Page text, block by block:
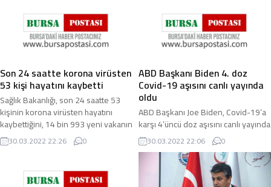
Son 24 saatte korona virüsten
53 kişi hayatını kaybetti
Sağlık Bakanlığı, son 24 saatte 53
kişinin korona virüsten hayatını
kaybettiğini, 14 bin 993 yeni vakanın
olduğunu açıkladı. Sağlık Bakanlığı ...
30.03.2022 22:26 0
ABD Başkanı Biden 4. doz
Covid-19 aşısını canlı yayında
oldu
ABD Başkanı Joe Biden, Covid-19’a
karşı 4’üncü doz aşısını canlı yayında
yaptırdı. ABD’nin Covid-19 ile
mücadelesine ve son durumuna
30.03.2022 22:06 0